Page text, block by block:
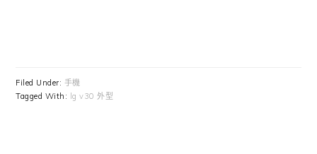
Filed Under: 手機
Tagged With: lg v30 外型